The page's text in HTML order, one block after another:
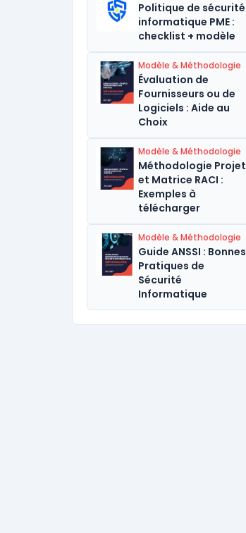
Politique de sécurité
informatique PME :
checklist + modèle
Modèle & Méthodologie
Évaluation de
Fournisseurs ou de
Logiciels : Aide au
Choix
Modèle & Méthodologie
Méthodologie Projet
et Matrice RACI :
Exemples à
télécharger
Modèle & Méthodologie
Guide ANSSI : Bonnes
Pratiques de
Sécurité
Informatique